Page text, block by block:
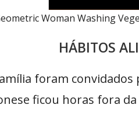
Woman Washing
HÁBITOS
foram
ficou horas fora